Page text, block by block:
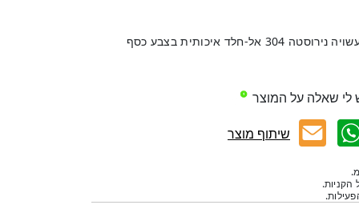
מסננת עם קפיץ להכנת קוקטיילים עשויה נירוסטה 304 אל-חלד איכותית בצבע כסף
לי שאלה על המוצר
שיתוף מוצר
הקניות.